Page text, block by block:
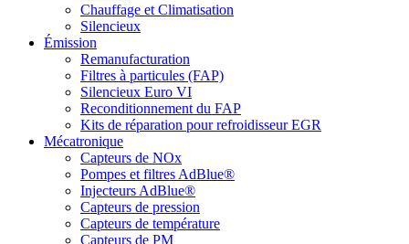
Chauffage et Climatisation
Silencieux
Émission
Remanufacturation
Filtres à particules (FAP)
Silencieux Euro VI
Reconditionnement du FAP
Kits de réparation pour refroidisseur EGR
Mécatronique
Capteurs de NOx
Pompes et filtres AdBlue®
Injecteurs AdBlue®
Capteurs de pression
Capteurs de température
Capteurs de PM